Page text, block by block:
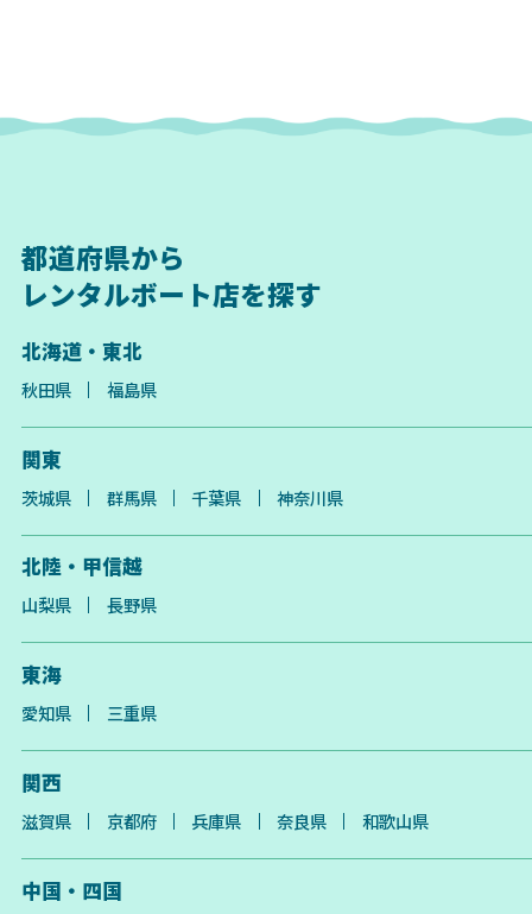
都道府県から
レンタルボート店を探す
北海道・東北
秋田県 福島県
関東
茨城県 群馬県 千葉県 神奈川県
北陸・甲信越
山梨県 長野県
東海
愛知県 三重県
関西
滋賀県 京都府 兵庫県 奈良県 和歌山県
中国・四国